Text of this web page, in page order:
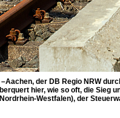
der DB Regio NRW
hier, wie so oft, die Sieg
Westfalen), der